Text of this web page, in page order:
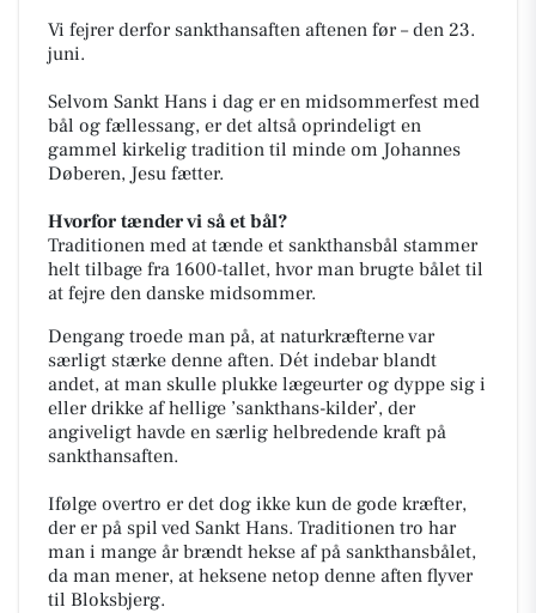
Vi fejrer derfor sankthansaften aftenen før – den 23.
juni.
Selvom Sankt Hans i dag er en midsommerfest med
bål og fællessang, er det altså oprindeligt en
gammel kirkelig tradition til minde om Johannes
Døberen, Jesu fætter.
Hvorfor tænder vi så et bål?
Traditionen med at tænde et sankthansbål stammer
helt tilbage fra 1600-tallet, hvor man brugte bålet til
at fejre den danske midsommer.
Dengang troede man på, at naturkræfterne var
særligt stærke denne aften. Dét indebar blandt
andet, at man skulle plukke lægeurter og dyppe sig i
eller drikke af hellige ’sankthans-kilder’, der
angiveligt havde en særlig helbredende kraft på
sankthansaften.
Ifølge overtro er det dog ikke kun de gode kræfter,
der er på spil ved Sankt Hans. Traditionen tro har
man i mange år brændt hekse af på sankthansbålet,
da man mener, at heksene netop denne aften flyver
til Bloksbjerg.